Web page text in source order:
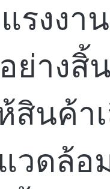
แรงง
ย่างสิ้
สินค้
วดล้อ